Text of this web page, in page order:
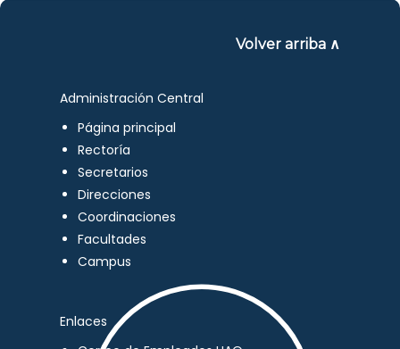
Volver arriba ∧
Administración Central
Página principal
Rectoría
Secretarios
Direcciones
Coordinaciones
Facultades
Campus
Enlaces